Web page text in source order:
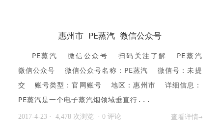
惠州市 PE蒸汽 微信公众号
PE蒸汽 微信公众号 扫码关注了解 PE蒸汽
微信公众号 微信公众号名称：PE蒸汽 微信号：未提
交 账号类型：官网账号 地区：惠州市 详细信息：
PE蒸汽是一个电子蒸汽烟领域垂直行...
2017-4-23 · 4,478 次浏览 · 0 评论 查看详情→